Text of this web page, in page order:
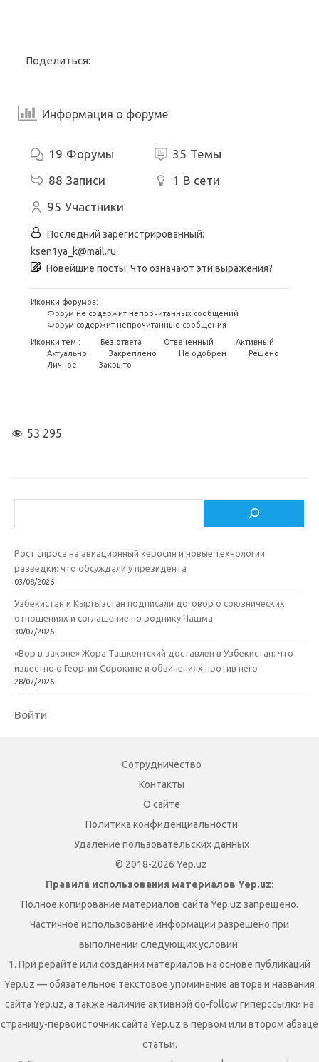
Поделиться:
Информация о форуме
19 Форумы 35 Темы
88 Записи 1 В сети
95 Участники
Последний зарегистрированный:
ksen1ya_k@mail.ru
Новейшие посты: Что означают эти выражения?
Иконки форумов:
Форум не содержит непрочитанных сообщений
Форум содержит непрочитанные сообщения
Иконки тем :
Без ответа Отвеченный
Активный
Актуально
Закреплено Не одобрен
Решено
Личное
Закрыто
53 295
Рост спроса на авиационный керосин и новые технологии
разведки: что обсуждали у президента
03/08/2026
Узбекистан и Кыргызстан подписали договор о союзнических
отношениях и соглашение по роднику Чашма
30/07/2026
«Вор в законе» Жора Ташкентский доставлен в Узбекистан: что
известно о Георгии Сорокине и обвинениях против него
28/07/2026
Войти
Сотрудничество
Контакты
О сайте
Политика конфиденциальности
Удаление пользовательских данных
© 2018-2026 Yep.uz
Правила использования материалов Yep.uz:
Полное копирование материалов сайта Yep.uz запрещено.
Частичное использование информации разрешено при
выполнении следующих условий:
1. При рерайте или создании материалов на основе публикаций
Yep.uz — обязательное текстовое упоминание автора и названия
сайта Yep.uz, а также наличие активной do-follow гиперссылки на
страницу-первоисточник сайта Yep.uz в первом или втором абзаце
статьи.